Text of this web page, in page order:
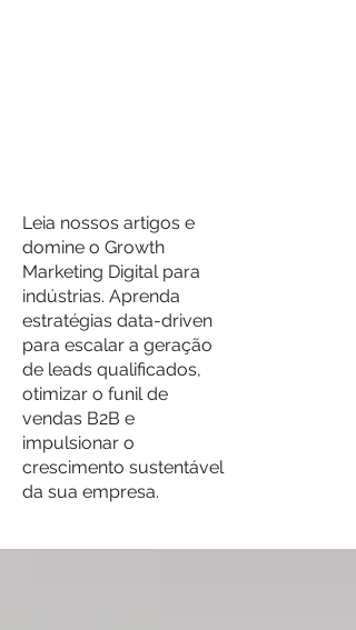
Leia nossos artigos e
domine o Growth
Marketing Digital para
indústrias. Aprenda
estratégias data-driven
para escalar a geração
de leads qualificados,
otimizar o funil de
vendas B2B e
impulsionar o
crescimento sustentável
da sua empresa.